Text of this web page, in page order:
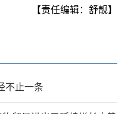
【责任编辑：舒靓】
不止一条